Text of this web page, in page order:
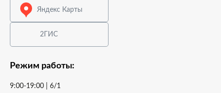
Яндекс Карты
2ГИС
Режим работы:
9:00-19:00 | 6/1